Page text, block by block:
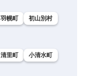
羽幌町
初山別村
清里町
小清水町